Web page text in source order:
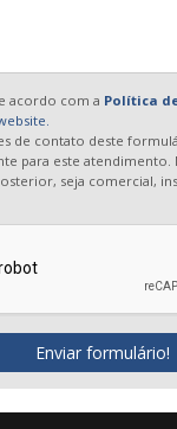
acordo com a Política
de contato deste
para este atendimento.
seja comercial,
Enviar formulário!